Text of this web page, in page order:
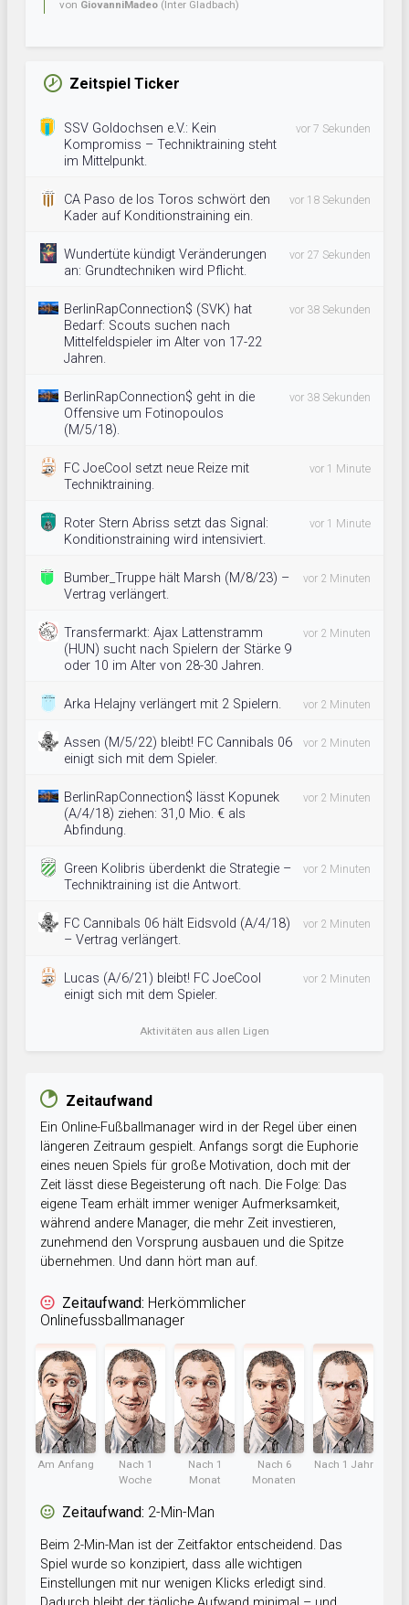
von GiovanniMadeo (Inter Gladbach)
Zeitspiel Ticker
SSV Goldochsen e.V.: Kein
Kompromiss – Techniktraining steht
im Mittelpunkt.
vor 7 Sekunden
CA Paso de los Toros schwört den
Kader auf Konditionstraining ein.
vor 18 Sekunden
Wundertüte kündigt Veränderungen
an: Grundtechniken wird Pflicht.
vor 27 Sekunden
BerlinRapConnection$ (SVK) hat
Bedarf: Scouts suchen nach
Mittelfeldspieler im Alter von 17-22
Jahren.
vor 38 Sekunden
BerlinRapConnection$ geht in die
Offensive um Fotinopoulos
(M/5/18).
vor 38 Sekunden
FC JoeCool setzt neue Reize mit
Techniktraining.
vor 1 Minute
Roter Stern Abriss setzt das Signal:
Konditionstraining wird intensiviert.
vor 1 Minute
Bumber_Truppe hält Marsh (M/8/23) –
Vertrag verlängert.
vor 2 Minuten
Transfermarkt: Ajax Lattenstramm
(HUN) sucht nach Spielern der Stärke 9
oder 10 im Alter von 28-30 Jahren.
vor 2 Minuten
Arka Helajny verlängert mit 2 Spielern. vor 2 Minuten
Assen (M/5/22) bleibt! FC Cannibals 06
einigt sich mit dem Spieler.
vor 2 Minuten
BerlinRapConnection$ lässt Kopunek
(A/4/18) ziehen: 31,0 Mio. € als
Abfindung.
vor 2 Minuten
Green Kolibris überdenkt die Strategie –
Techniktraining ist die Antwort.
vor 2 Minuten
FC Cannibals 06 hält Eidsvold (A/4/18)
– Vertrag verlängert.
vor 2 Minuten
Lucas (A/6/21) bleibt! FC JoeCool
einigt sich mit dem Spieler.
vor 2 Minuten
Aktivitäten aus allen Ligen
Zeitaufwand
Ein Online-Fußballmanager wird in der Regel über einen
längeren Zeitraum gespielt. Anfangs sorgt die Euphorie
eines neuen Spiels für große Motivation, doch mit der
Zeit lässt diese Begeisterung oft nach. Die Folge: Das
eigene Team erhält immer weniger Aufmerksamkeit,
während andere Manager, die mehr Zeit investieren,
zunehmend den Vorsprung ausbauen und die Spitze
übernehmen. Und dann hört man auf.
Zeitaufwand: Herkömmlicher
Onlinefussballmanager
Am Anfang
Nach 1
Woche
Nach 1
Monat
Nach 6
Monaten
Nach 1 Jahr
Zeitaufwand: 2-Min-Man
Beim 2-Min-Man ist der Zeitfaktor entscheidend. Das
Spiel wurde so konzipiert, dass alle wichtigen
Einstellungen mit nur wenigen Klicks erledigt sind.